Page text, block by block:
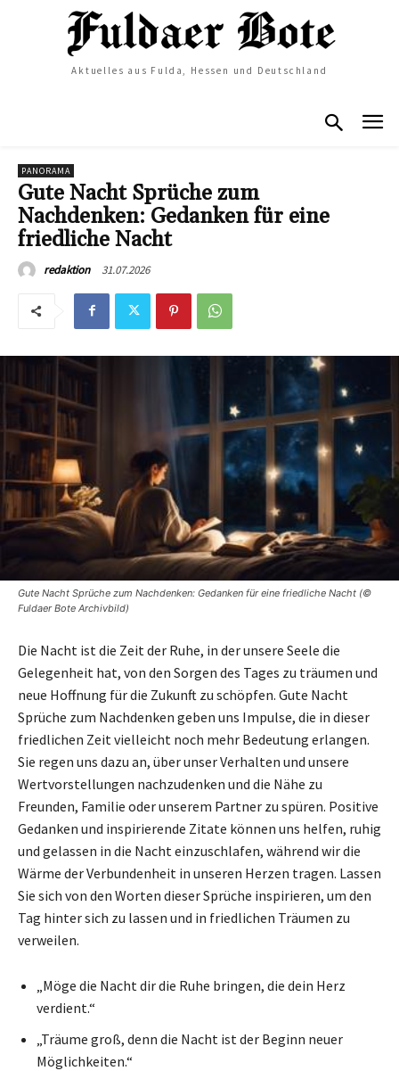
Aktuelles aus Fulda, Hessen und Deutschland
PANORAMA
Gute Nacht Sprüche zum
Nachdenken: Gedanken für eine
friedliche Nacht
redaktion 31.07.2026
Gute Nacht Sprüche zum Nachdenken: Gedanken für eine friedliche Nacht (©
Fuldaer Bote Archivbild)
Die Nacht ist die Zeit der Ruhe, in der unsere Seele die
Gelegenheit hat, von den Sorgen des Tages zu träumen und
neue Hoffnung für die Zukunft zu schöpfen. Gute Nacht
Sprüche zum Nachdenken geben uns Impulse, die in dieser
friedlichen Zeit vielleicht noch mehr Bedeutung erlangen.
Sie regen uns dazu an, über unser Verhalten und unsere
Wertvorstellungen nachzudenken und die Nähe zu
Freunden, Familie oder unserem Partner zu spüren. Positive
Gedanken und inspirierende Zitate können uns helfen, ruhig
und gelassen in die Nacht einzuschlafen, während wir die
Wärme der Verbundenheit in unseren Herzen tragen. Lassen
Sie sich von den Worten dieser Sprüche inspirieren, um den
Tag hinter sich zu lassen und in friedlichen Träumen zu
verweilen.
„Möge die Nacht dir die Ruhe bringen, die dein Herz
verdient.“
„Träume groß, denn die Nacht ist der Beginn neuer
Möglichkeiten.“